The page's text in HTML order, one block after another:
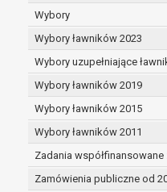
Wybory
Wybory ławników 2023
Wybory uzupełniające
Wybory ławników 2019
Wybory ławników 2015
Wybory ławników 2011
Zadania
Zamówienia publiczne od
danych,
dane
dane
prawo do
przetwarzania
podstawie art.
osoba,